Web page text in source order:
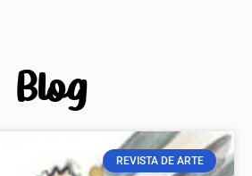
Blog
REVISTA DE ARTE